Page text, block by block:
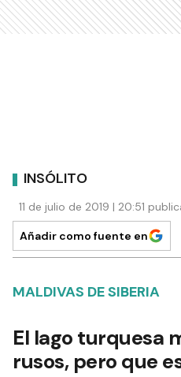
INSÓLITO
11 de julio de 2019 | 20:51
Añadir como fuente en
MALDIVAS DE SIBERIA
El lago turquesa
rusos, pero que